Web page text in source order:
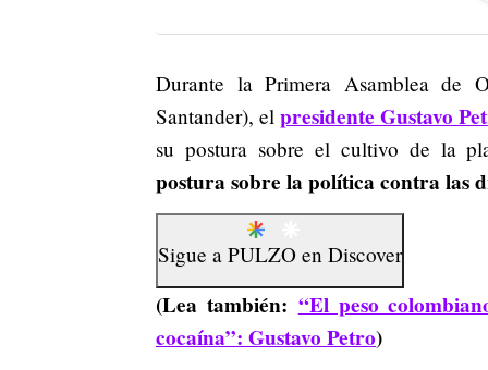
Durante la Primera Asamblea de
Santander), elpresidente Gustavo
su postura sobre el cultivo de la
postura sobre la política contra las
Sigue a PULZO en Discover
(Lea también: “El peso
cocaína”: Gustavo Petro)